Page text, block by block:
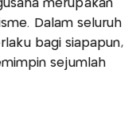
merupakan
Dalam seluruh
bagi siapapun,
sejumlah